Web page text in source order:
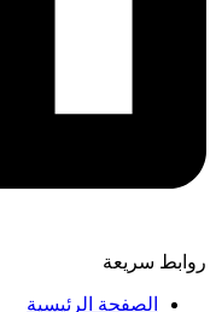
روابط سريعة
الصفحة الرئيسية